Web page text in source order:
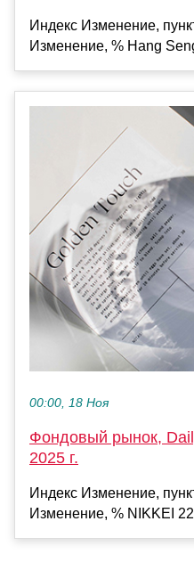
Индекс Изменение,
Изменение, % Hang
00:00, 18 Ноя
Фондовый рынок,
2025 г.
Индекс Изменение,
Изменение, % NIKKEI